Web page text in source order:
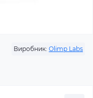
Виробник: Olimp Labs